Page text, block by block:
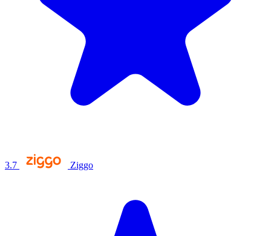
3.7 Ziggo